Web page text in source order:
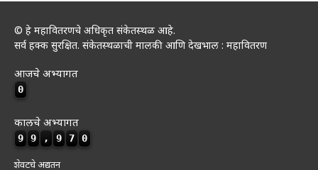
© हे महावितरणचे अधिकृत संकेतस्थळ आहे.
सर्व हक्क सुरक्षित. संकेतस्थळाची मालकी आणि देखभाल : महावितरण
आजचे अभ्यागत
0
कालचे अभ्यागत
9 9 , 9 7 0
शेवटचे अद्यतन